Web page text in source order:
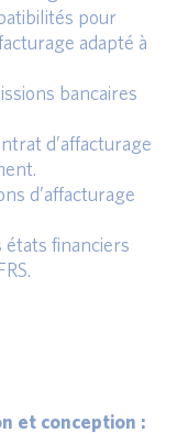
pour
adapté à
bancaires
d’affacturage
d’affacturage
états financiers
et conception :